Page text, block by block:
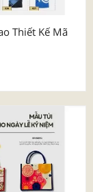
Thiết Kế Mã